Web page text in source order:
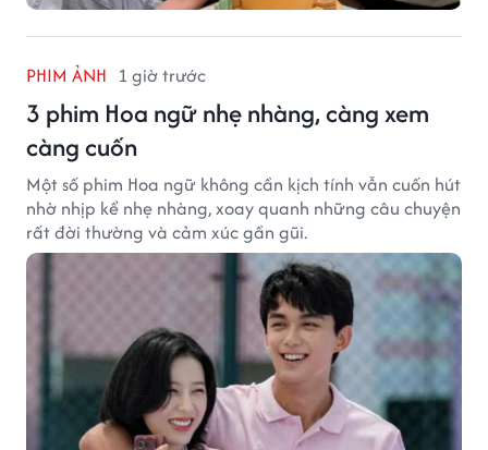
PHIM ẢNH 1 giờ trước
3 phim Hoa ngữ nhẹ nhàng, càng xem
càng cuốn
Một số phim Hoa ngữ không cần kịch tính vẫn cuốn hút
nhờ nhịp kể nhẹ nhàng, xoay quanh những câu chuyện
rất đời thường và cảm xúc gần gũi.